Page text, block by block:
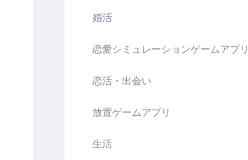
婚活
恋愛シミュレーションゲームアプリ
恋活・出会い
放置ゲームアプリ
生活